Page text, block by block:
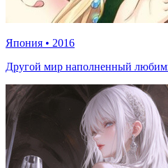
Япония • 2016
Другой мир наполненный